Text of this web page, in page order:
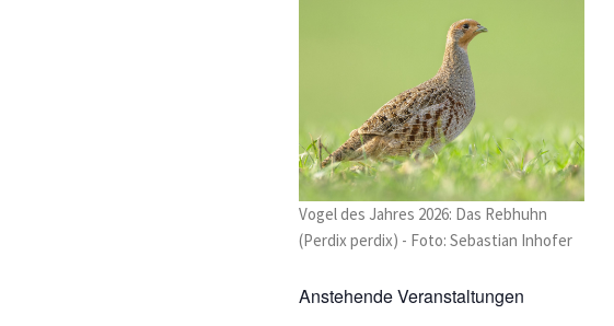
Vogel des Jahres 2026: Das Rebhuhn
(Perdix perdix) - Foto: Sebastian Inhofer
Anstehende Veranstaltungen